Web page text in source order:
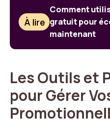
À lire
Comment
gratuit pour
maintenant
Les Outils et
pour Gérer